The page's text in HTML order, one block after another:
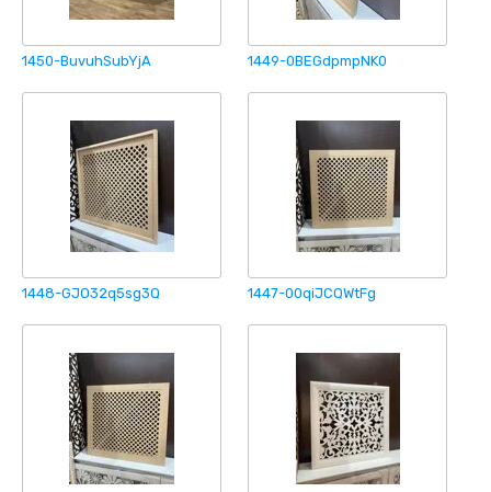
1450-BuvuhSubYjA 1449-0BEGdpmpNK0
1448-GJO32q5sg3Q 1447-00qiJCQWtFg